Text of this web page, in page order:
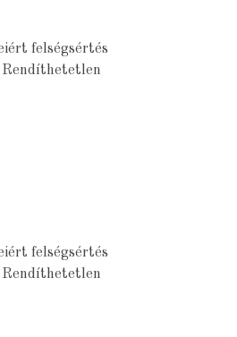
felségsértés
Rendíthetetlen
felségsértés
Rendíthetetlen